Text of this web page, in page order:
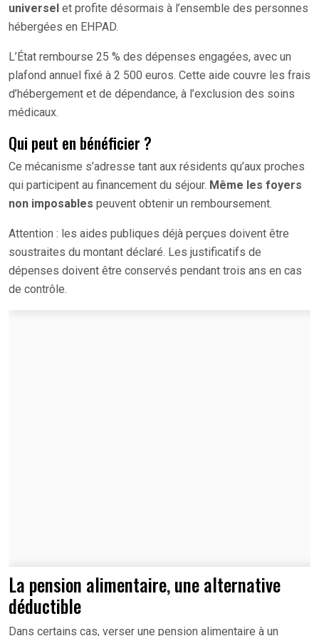
universel et profite désormais à l’ensemble des personnes
hébergées en EHPAD.
L’État rembourse 25 % des dépenses engagées, avec un
plafond annuel fixé à 2 500 euros. Cette aide couvre les frais
d’hébergement et de dépendance, à l’exclusion des soins
médicaux.
Qui peut en bénéficier ?
Ce mécanisme s’adresse tant aux résidents qu’aux proches
qui participent au financement du séjour. Même les foyers
non imposables peuvent obtenir un remboursement.
Attention : les aides publiques déjà perçues doivent être
soustraites du montant déclaré. Les justificatifs de
dépenses doivent être conservés pendant trois ans en cas
de contrôle.
La pension alimentaire, une alternative
déductible
Dans certains cas, verser une pension alimentaire à un